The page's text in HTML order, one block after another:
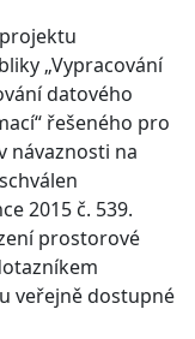
„Vypracování
datového
řešeného pro
návaznosti na
2015 č. 539.
prostorové
veřejně dostupné